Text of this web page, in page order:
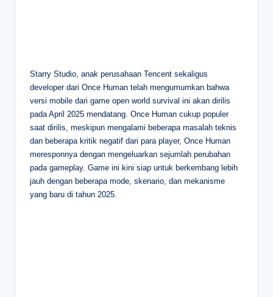
Starry Studio, anak perusahaan Tencent sekaligus
developer dari Once Human telah mengumumkan bahwa
versi mobile dari game open world survival ini akan dirilis
pada April 2025 mendatang. Once Human cukup populer
saat dirilis, meskipun mengalami beberapa masalah teknis
dan beberapa kritik negatif dari para player, Once Human
meresponnya dengan mengeluarkan sejumlah perubahan
pada gameplay. Game ini kini siap untuk berkembang lebih
jauh dengan beberapa mode, skenario, dan mekanisme
yang baru di tahun 2025.